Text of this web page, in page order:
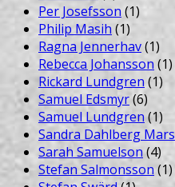
Per Josefsson(1)
Philip Masih(1)
Ragna Jennerhav(1)
Rebecca Johansson(1)
Rickard Lundgren(1)
Samuel Edsmyr(6)
Samuel Lundgren(1)
Sandra Dahlberg Mars
Sarah Samuelson(4)
Stefan Salmonsson(1)